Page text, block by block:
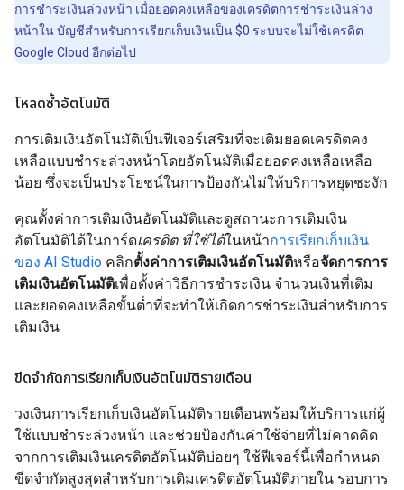
การชำระเงินล่วงหน้า เมื่อยอดคงเหลือของเครดิตการชำระเงินล่วง
หน้าใน บัญชีสำหรับการเรียกเก็บเงินเป็น $0 ระบบจะไม่ใช้เครดิต
Google Cloud อีกต่อไป
โหลดซ้ำอัตโนมัติ
การเติมเงินอัตโนมัติเป็นฟีเจอร์เสริมที่จะเติมยอดเครดิตคง
เหลือแบบชำระล่วงหน้าโดยอัตโนมัติเมื่อยอดคงเหลือเหลือ
น้อย ซึ่งจะเป็นประโยชน์ในการป้องกันไม่ให้บริการหยุดชะงัก
คุณตั้งค่าการเติมเงินอัตโนมัติและดูสถานะการเติมเงิน
อัตโนมัติได้ในการ์ดเครดิต ที่ใช้ได้ในหน้าการเรียกเก็บเงิน
ของ AI Studio คลิกตั้งค่าการเติมเงินอัตโนมัติหรือจัดการการ
เติมเงินอัตโนมัติเพื่อตั้งค่าวิธีการชำระเงิน จำนวนเงินที่เติม
และยอดคงเหลือขั้นต่ำที่จะทำให้เกิดการชำระเงินสำหรับการ
เติมเงิน
ขีดจำกัดการเรียกเก็บเงินอัตโนมัติรายเดือน
วงเงินการเรียกเก็บเงินอัตโนมัติรายเดือนพร้อมให้บริการแก่ผู้
ใช้แบบชำระล่วงหน้า และช่วยป้องกันค่าใช้จ่ายที่ไม่คาดคิด
จากการเติมเงินเครดิตอัตโนมัติบ่อยๆ ใช้ฟีเจอร์นี้เพื่อกำหนด
ขีดจำกัดสูงสุดสำหรับการเติมเครดิตอัตโนมัติภายใน รอบการ